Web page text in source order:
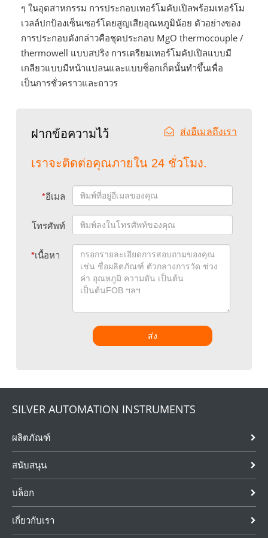
ๆ ในอุตสาหกรรม การประกอบเทอร์โมคับเปิลพร้อมเทอร์โม
เวลล์ปกป้องเซ็นเซอร์โดยสูญเสียอุณหภูมิน้อย ตัวอย่างของ
การประกอบดังกล่าวคือชุดประกอบ MgO thermocouple /
thermowell แบบสปริง การเตรียมเทอร์โมคัปเปิลแบบมี
เกลียวแบบมีหน้าแปลนและแบบซ็อกเก็ตนั้นทำขึ้นเพื่อ
เป็นการชั่วคราวและถาวร
ฝากข้อความไว้ ส่งอีเมลถึงเรา
เราจะติดต่อคุณภายใน 24 ชั่วโมง.
*อีเมล
โทรศัพท์
*เนื้อหา
ส่ง
SILVER AUTOMATION INSTRUMENTS
ผลิตภัณฑ์
สนับสนุน
บล็อก
เกี่ยวกับเรา